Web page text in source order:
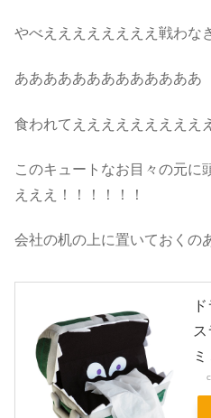
やべええええええええ戦わな
あああああああああああああ
食われてえええええええええ
このキュートなお目々の元に
えええ！！！！！！
会社の机の上に置いておくの
ス